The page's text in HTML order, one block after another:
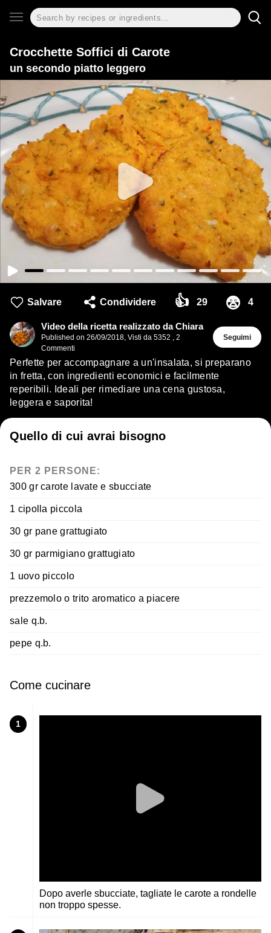
Crocchette Soffici di Carote
un secondo piatto leggero
Salvare Condividere 👍 29 😨 4
Video della ricetta realizzato da Chiara
Published on 26/09/2018, Visti da 5352 , 2
Commenti
Seguimi
Perfette per accompagnare a un'insalata, si preparano
in fretta, con ingredienti economici e facilmente
reperibili. Ideali per rimediare una cena gustosa,
leggera e saporita!
Quello di cui avrai bisogno
PER 2 PERSONE:
300 gr carote lavate e sbucciate
1 cipolla piccola
30 gr pane grattugiato
30 gr parmigiano grattugiato
1 uovo piccolo
prezzemolo o trito aromatico a piacere
sale q.b.
pepe q.b.
Come cucinare
1
Dopo averle sbucciate, tagliate le carote a rondelle
non troppo spesse.